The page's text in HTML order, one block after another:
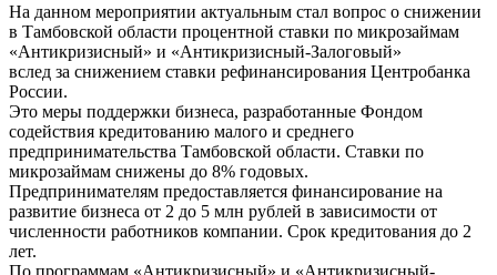
На данном мероприятии актуальным стал вопрос о снижении
в Тамбовской области процентной ставки по микрозаймам
«Антикризисный» и «Антикризисный-Залоговый»
вслед за снижением ставки рефинансирования Центробанка
России.
Это меры поддержки бизнеса, разработанные Фондом
содействия кредитованию малого и среднего
предпринимательства Тамбовской области. Ставки по
микрозаймам снижены до 8% годовых.
Предпринимателям предоставляется финансирование на
развитие бизнеса от 2 до 5 млн рублей в зависимости от
численности работников компании. Срок кредитования до 2
лет.
По программам «Антикризисный» и «Антикризисный-